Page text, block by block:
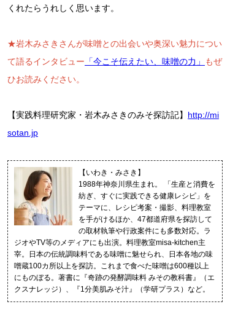
くれたらうれしく思います。
★岩木みさきさんが味噌との出会いや奥深い魅力につい
て語るインタビュー 「今こそ伝えたい、味噌の力」
もぜ
ひお読みください。
【実践料理研究家・岩木みさきのみそ探訪記】 http://mi
sotan.jp
【いわき・みさき】
1988年神奈川県生まれ。 「生産と消費を
紡ぎ、すぐに実践できる健康レシピ」を
テーマに、レシピ考案・撮影、料理教室
を手がけるほか、47都道府県を探訪して
の取材執筆や行政案件にも多数対応。ラ
ジオやTV等のメディアにも出演。料理教室misa-kitchen主
宰。日本の伝統調味料である味噌に魅せられ、日本各地の味
噌蔵100カ所以上を探訪。これまで食べた味噌は600種以上
にものぼる。著書に『奇跡の発酵調味料 みその教科書』（エ
クスナレッジ）、『1分美肌みそ汁』（学研プラス）など。